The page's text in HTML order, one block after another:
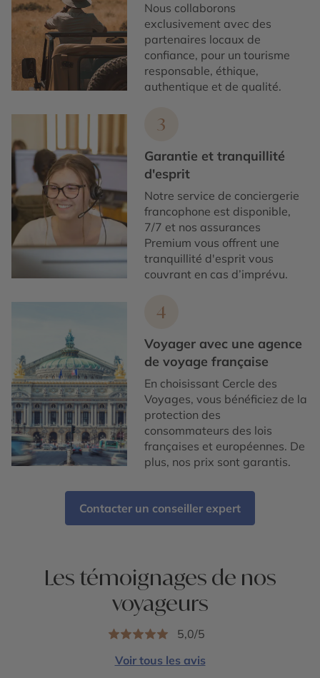
Nous collaborons
exclusivement avec des
partenaires locaux de
confiance, pour un tourisme
responsable, éthique,
authentique et de qualité.
3
Garantie et tranquillité
d'esprit
Notre service de conciergerie
francophone est disponible,
7/7 et nos assurances
Premium vous offrent une
tranquillité d'esprit vous
couvrant en cas d’imprévu.
4
Voyager avec une agence
de voyage française
En choisissant Cercle des
Voyages, vous bénéficiez de la
protection des
consommateurs des lois
françaises et européennes. De
plus, nos prix sont garantis.
Contacter un conseiller expert
Les témoignages de nos
voyageurs
5,0/5
Voir tous les avis